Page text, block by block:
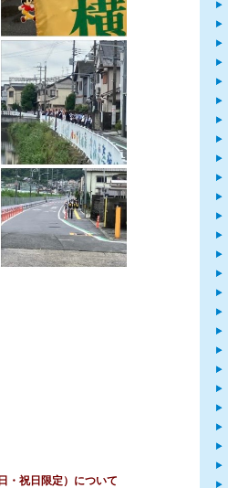
・祝日限定）について